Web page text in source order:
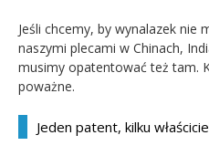
Jeśli chcemy, by wynalazek nie
naszymi plecami w Chinach,
musimy opatentować też tam.
poważne.
Jeden patent, kilku